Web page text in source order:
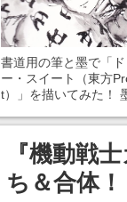
書道用の筆と墨で「ド
ー・スイート（東方
t）」を描いてみた！
目が釘づけ
『機動戦
ち＆合体